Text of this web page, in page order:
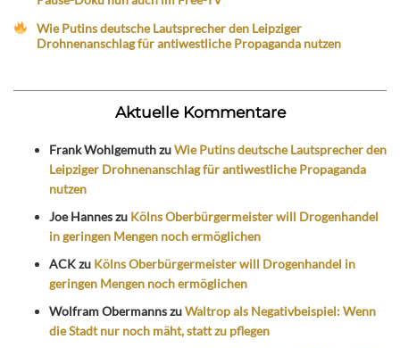
Wie Putins deutsche Lautsprecher den Leipziger
Drohnenanschlag für antiwestliche Propaganda nutzen
Aktuelle Kommentare
Frank WohlgemuthzuWie Putins deutsche Lautsprecher den
Leipziger Drohnenanschlag für antiwestliche Propaganda
nutzen
Joe Hanneszu Kölns Oberbürgermeister will Drogenhandel
in geringen Mengen noch ermöglichen
ACKzu Kölns Oberbürgermeister will Drogenhandel in
geringen Mengen noch ermöglichen
Wolfram ObermannszuWaltrop als Negativbeispiel: Wenn
die Stadt nur noch mäht, statt zu pflegen